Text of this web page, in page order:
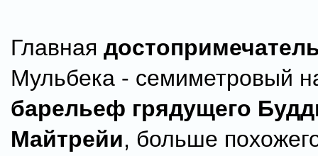
Главная
Мульбека - семиметровый
барельеф грядущего
Майтрейи, больше